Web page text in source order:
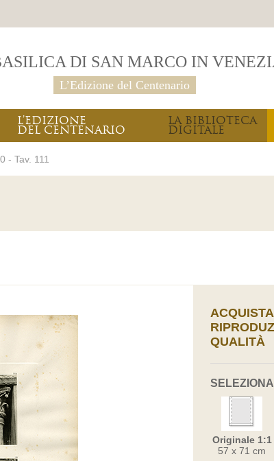
DI SAN MARCO IN
L’Edizione del Centenario
L’EDIZIONE
DEL CENTENARIO
LA BIBLIOTECA
DIGITALE
- Tav. 111
QUALITÀ
Originale 1:1
57 x 71 cm